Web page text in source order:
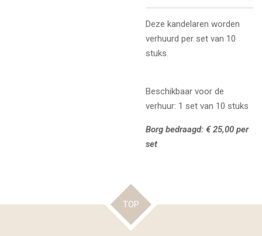
Deze kandelaren worden
verhuurd per set van 10
stuks.
Beschikbaar voor de
verhuur: 1 set van 10 stuks
Borg bedraagd: € 25,00 per
set
TOP